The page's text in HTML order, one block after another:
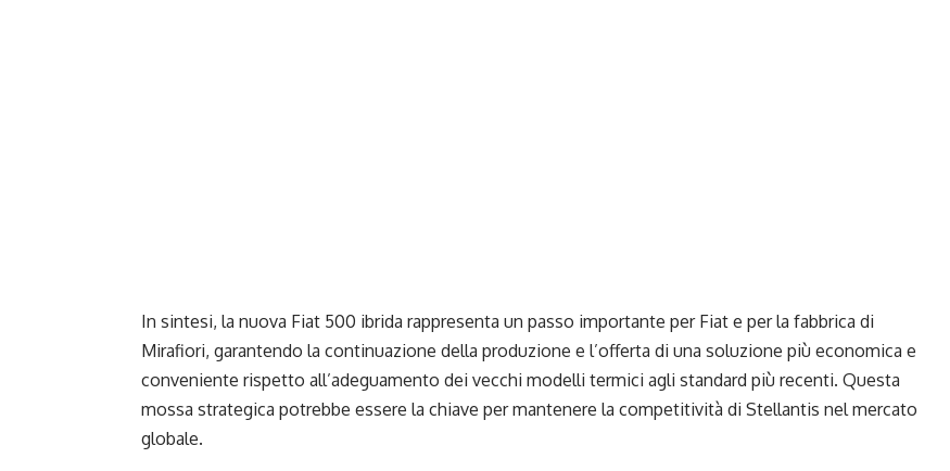
In sintesi, la nuova Fiat 500 ibrida rappresenta un passo importante per Fiat e per la fabbrica di
Mirafiori, garantendo la continuazione della produzione e l’offerta di una soluzione più economica e
conveniente rispetto all’adeguamento dei vecchi modelli termici agli standard più recenti. Questa
mossa strategica potrebbe essere la chiave per mantenere la competitività di Stellantis nel mercato
globale.